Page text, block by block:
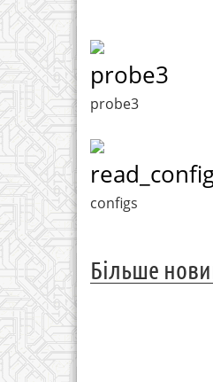
probe3
probe3
configs
Більше